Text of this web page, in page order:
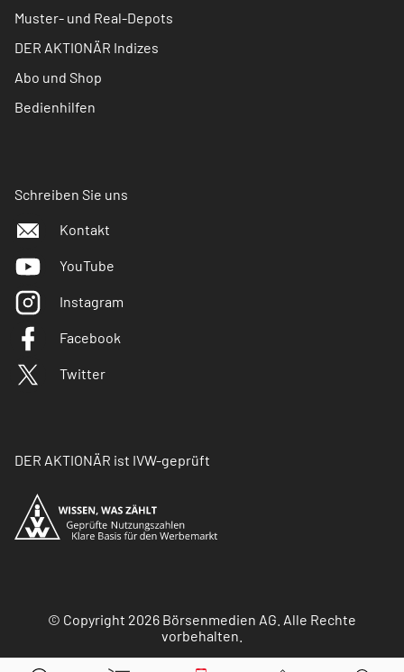
Muster- und Real-Depots
DER AKTIONÄR Indizes
Abo und Shop
Bedienhilfen
Schreiben Sie uns
Kontakt
YouTube
Instagram
Facebook
Twitter
DER AKTIONÄR ist IVW-geprüft
© Copyright 2026 Börsenmedien AG. Alle Rechte
vorbehalten.